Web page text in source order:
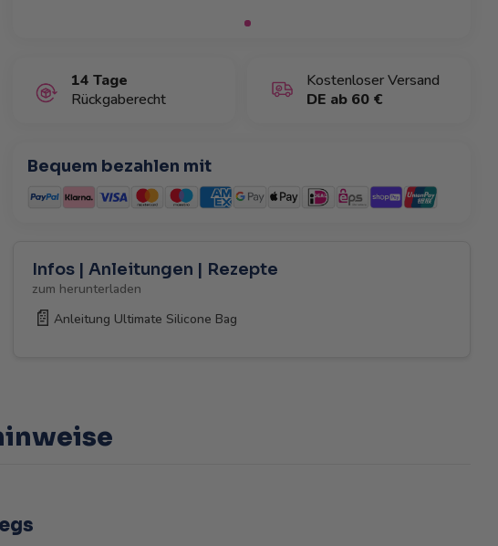
14 Tage
Rückgaberecht
Kostenloser Versand
DE ab 60 €
Bequem bezahlen mit
Infos | Anleitungen | Rezepte
zum herunterladen
📄 Anleitung Ultimate Silicone Bag